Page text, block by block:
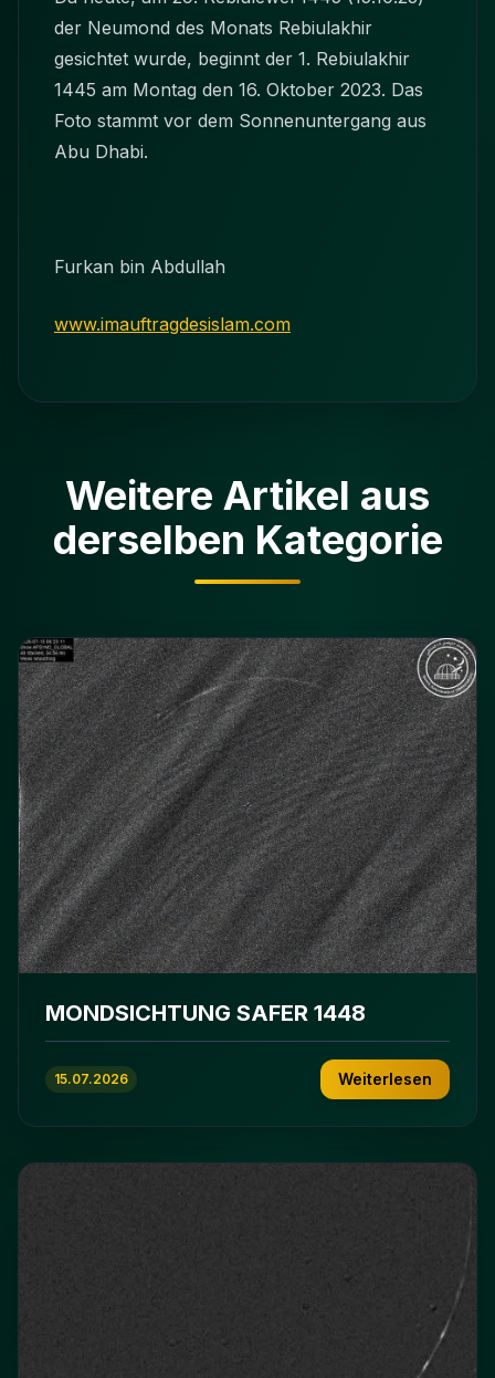
der Neumond des Monats Rebiulakhir
gesichtet wurde, beginnt der 1. Rebiulakhir
1445 am Montag den 16. Oktober 2023. Das
Foto stammt vor dem Sonnenuntergang aus
Abu Dhabi.
Furkan bin Abdullah
www.imauftragdesislam.com
Weitere Artikel aus
derselben Kategorie
MONDSICHTUNG SAFER 1448
15.07.2026 Weiterlesen